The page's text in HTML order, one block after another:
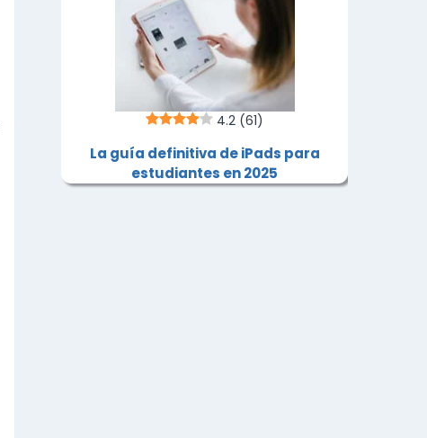
4.2 (61)
La guía definitiva de iPads para
estudiantes en 2025